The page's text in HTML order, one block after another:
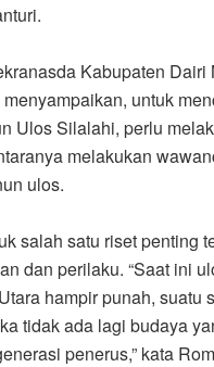
Kabupaten Dairi
untuk
Ulos Silalahi, perlu
melakukan
ulos.
salah satu riset penting
dan perilaku. “Saat ini
hampir punah, suatu
tidak ada lagi budaya
penerus,” kata